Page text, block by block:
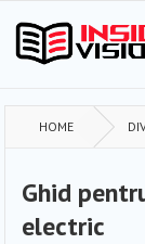
HOME
Ghid
electric